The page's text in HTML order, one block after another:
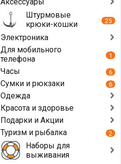
Штурмовые
крюки-кошки
25
Электроника
Для мобильного
телефона
1
Часы 6
Сумки и рюкзаки 6
Одежда
Красота и здоровье
Подарки и Акции
Туризм и рыбалка
2
Наборы для
выживания